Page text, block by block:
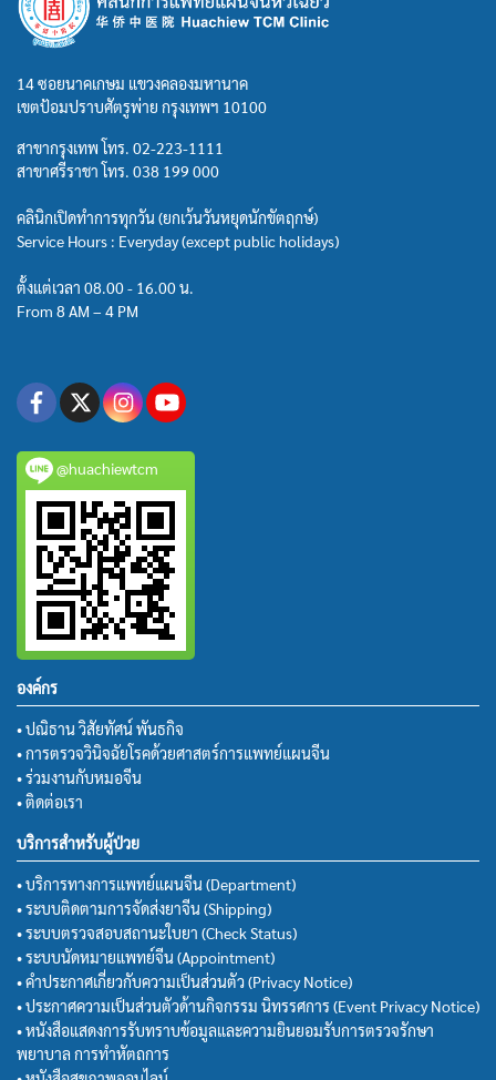
14 ซอยนาคเกษม แขวงคลองมหานาค
เขตป้อมปราบศัตรูพ่าย กรุงเทพฯ 10100
สาขากรุงเทพ โทร. 02-223-1111
สาขาศรีราชา โทร. 038 199 000
คลินิกเปิดทำการทุกวัน (ยกเว้นวันหยุดนักขัตฤกษ์)
Service Hours : Everyday (except public holidays)
ตั้งแต่เวลา 08.00 - 16.00 น.
From 8 AM – 4 PM
@huachiewtcm
องค์กร
• ปณิธาน วิสัยทัศน์ พันธกิจ
• การตรวจวินิจฉัยโรคด้วยศาสตร์การแพทย์แผนจีน
• ร่วมงานกับหมอจีน
• ติดต่อเรา
บริการสำหรับผู้ป่วย
• บริการทางการแพทย์แผนจีน (Department)
• ระบบติดตามการจัดส่งยาจีน (Shipping)
• ระบบตรวจสอบสถานะใบยา (Check Status)
• ระบบนัดหมายแพทย์จีน (Appointment)
• คำประกาศเกี่ยวกับความเป็นส่วนตัว (Privacy Notice)
• ประกาศความเป็นส่วนตัวด้านกิจกรรม นิทรรศการ (Event Privacy Notice)
• หนังสือแสดงการรับทราบข้อมูลและความยินยอมรับการตรวจรักษา
พยาบาล การทำหัตถการ